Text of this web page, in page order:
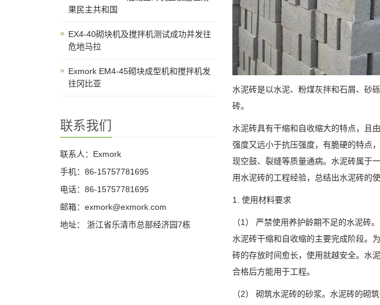
水泥砖是以水泥、粉煤灰拌和石屑、砂
砖。
水泥砖具有干缩和自收缩大的特点，且
强度又远小于抗压强度，有脆硬的特点
现空鼓、裂缝等质量通病。水泥砖属于
用水泥砖的工程经验，总结出水泥砖的
1. 使用材料要求
（1） 严禁使用养护龄期不足的水泥砖
水泥砖干缩和自收缩的主要完成阶段。
砖的存放时间愈长，使用就越安全。水
合格后方能用于工程。
（2） 砌筑水泥砖的砂浆。水泥砖的砌
果民主共和国
EX4-40砌块机及搅拌机测试成功并发往
危地马拉
Exmork EM4-45砌块成型机和搅拌机发
往冈比亚
联系我们
联系人：Exmork
手机：86-15757781695
电话：86-15757781695
邮箱：exmork@exmork.com
地址： 浙江省乐清市总部经济园7栋